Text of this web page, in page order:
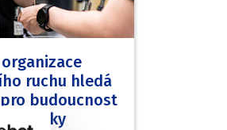
ruchu hledá
budoucnost
turistiky